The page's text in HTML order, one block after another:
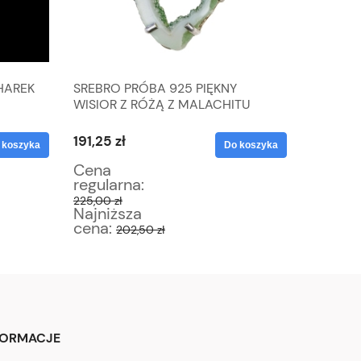
koszyka
SREBRO PRÓBA 925 PIĘKNY
WISIOR Z RÓŻĄ Z MALACHITU
191,25 zł
Cena
regularna:
225,00 zł
Najniższa
cena: 202,50 zł
Do koszyka